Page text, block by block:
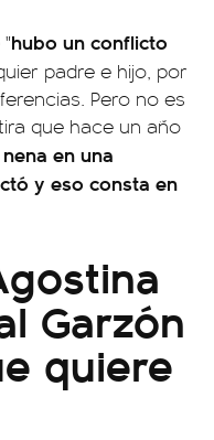
hubo un conflicto
padre e hijo, por
Pero no es
que hace un año
en una
y eso consta en
Garzón
quiere